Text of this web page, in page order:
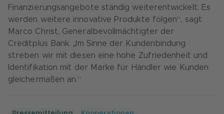
Finanzierungsangebote ständig weiterentwickelt. Es
werden weitere innovative Produkte folgen“, sagt
Marco Christ, Generalbevollmächtigter der
Creditplus Bank. „Im Sinne der Kundenbindung
streben wir mit diesen eine hohe Zufriedenheit und
Identifikation mit der Marke für Händler wie Kunden
gleichermaßen an.“